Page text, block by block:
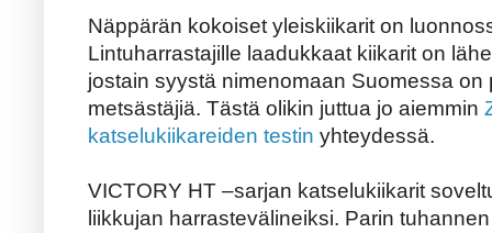
Näppärän kokoiset yleiskiikarit on
Lintuharrastajille laadukkaat kiikarit on
jostain syystä nimenomaan Suomessa on
metsästäjiä. Tästä olikin juttua jo aiemmin
katselukiikareiden testin yhteydessä.
VICTORY HT –sarjan katselukiikarit
liikkujan harrastevälineiksi. Parin